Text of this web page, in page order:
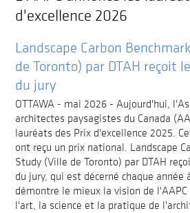
d'excellence 2026
Landscape Carbon
de Toronto) par DTAH reçoit
du jury
OTTAWA - mai 2026 - Aujourd'hui,
architectes paysagistes du Canada
lauréats des Prix d'excellence 2025.
ont reçu un prix national. Landscape
Study (Ville de Toronto) par DTAH
du jury, qui est décerné chaque année
démontre le mieux la vision de
l'art, la science et la pratique de